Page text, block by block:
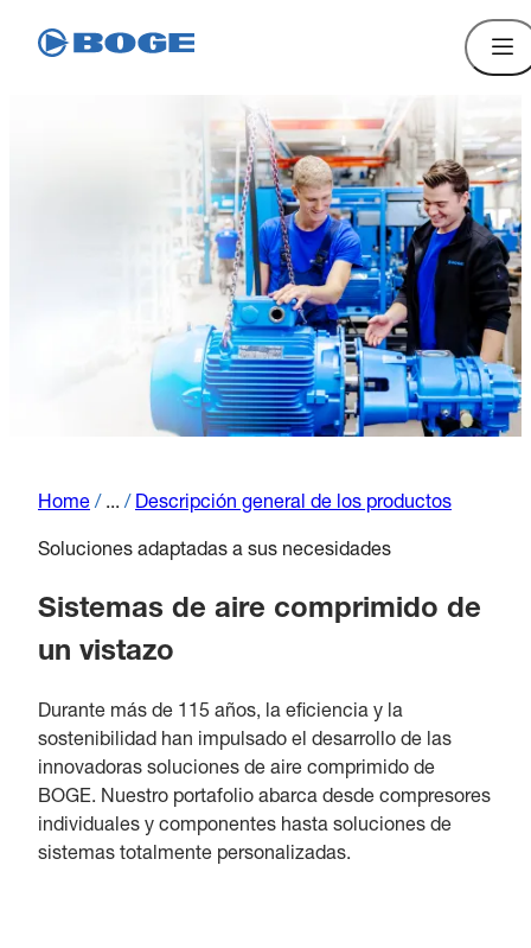
Home / ... / Descripción general de los productos
Soluciones adaptadas a sus necesidades
Sistemas de aire comprimido de
un vistazo
Durante más de 115 años, la eficiencia y la
sostenibilidad han impulsado el desarrollo de las
innovadoras soluciones de aire comprimido de
BOGE. Nuestro portafolio abarca desde compresores
individuales y componentes hasta soluciones de
sistemas totalmente personalizadas.